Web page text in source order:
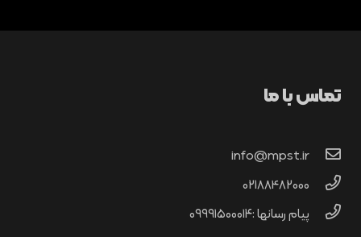
تماس با ما
info@mpst.ir
02188482000
پیام رسانها :۰۹۹۹۱۵۰۰۰۱۴